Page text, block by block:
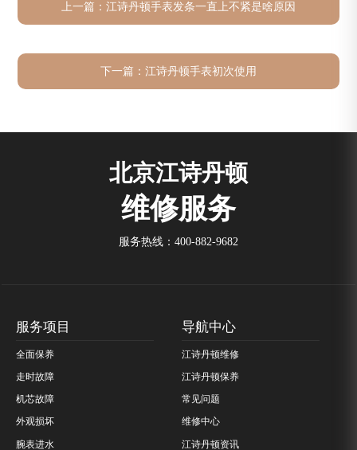
上一篇： 江诗丹顿手表发条一直上不紧是啥原因
下一篇： 江诗丹顿手表初次使用
北京江诗丹顿
维修服务
服务热线： 400-882-9682
服务项目
全面保养
走时故障
机芯故障
外观损坏
腕表进水
导航中心
江诗丹顿维修
江诗丹顿保养
常见问题
维修中心
江诗丹顿资讯